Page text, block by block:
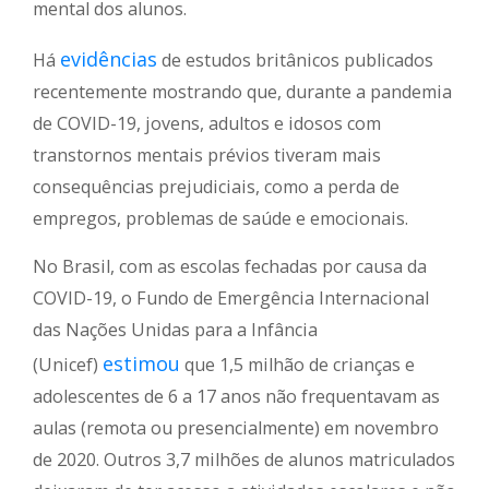
mental dos alunos.
Há evidências de estudos britânicos publicados
recentemente mostrando que, durante a pandemia
de COVID-19, jovens, adultos e idosos com
transtornos mentais prévios tiveram mais
consequências prejudiciais, como a perda de
empregos, problemas de saúde e emocionais.
No Brasil, com as escolas fechadas por causa da
COVID-19, o Fundo de Emergência Internacional
das Nações Unidas para a Infância
(Unicef) estimou que 1,5 milhão de crianças e
adolescentes de 6 a 17 anos não frequentavam as
aulas (remota ou presencialmente) em novembro
de 2020. Outros 3,7 milhões de alunos matriculados